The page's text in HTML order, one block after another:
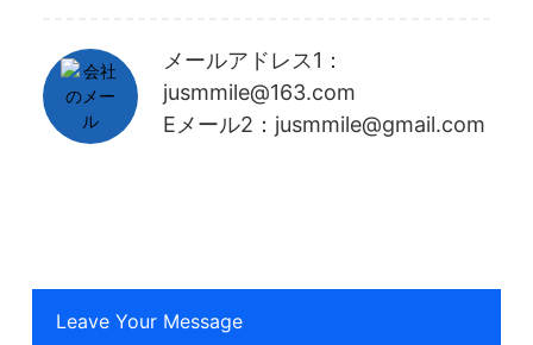
メールアドレス1：
jusmmile@163.com
Eメール2：jusmmile@gmail.com
Leave Your Message